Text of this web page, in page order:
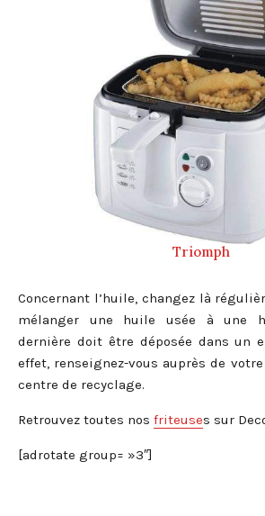
Triomph
Concernant l’huile, changez là
mélanger une huile usée à une
dernière doit être déposée dans un
effet, renseignez-vous auprès de
centre de recyclage.
Retrouvez toutes nos friteuses sur
[adrotate group= »3″]